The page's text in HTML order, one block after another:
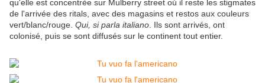
qu'elle est concentrée sur Mulberry street où il reste les stigmates
de l'arrivée des ritals, avec des magasins et restos aux couleurs
vert/blanc/rouge. Qui, si parla italiano . Ils sont arrivés, ont
colonisé, puis se sont diffusés sur le continent tout entier.